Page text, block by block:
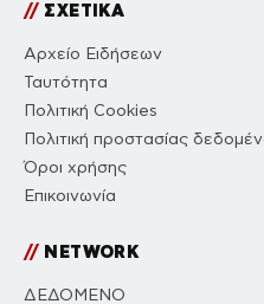
//ΣΧΕΤΙΚΑ
Αρχείο Ειδήσεων
Ταυτότητα
Πολιτική Cookies
Πολιτική προστασίας
Όροι χρήσης
Επικοινωνία
//NETWORK
ΔΕΔΟΜΕΝΟ